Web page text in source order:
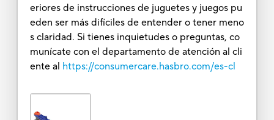
eriores de instrucciones de juguetes y juegos pu
eden ser más difíciles de entender o tener meno
s claridad. Si tienes inquietudes o preguntas, co
munícate con el departamento de atención al cli
ente al https://consumercare.hasbro.com/es-cl